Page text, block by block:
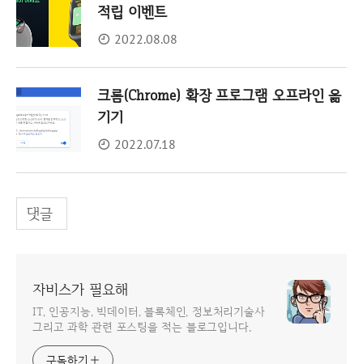
적립 이벤트
2022.08.08
크롬(Chrome) 확장 프로그램 오프라인 옮
기기
2022.07.18
댓글
자비스가 필요해
IT, 인공지능, 빅데이터, 블록체인, 정보처리기술사
그리고 과학 관련 포스팅을 적는 블로그입니다.
구독하기